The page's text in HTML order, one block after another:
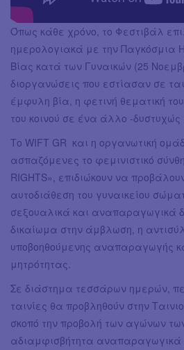
Όπως κάθε χρόνο, το Φεστιβάλ
ημερολογιακά με την Παγκόσμια
Βίας κατά των Γυναικών (25
διοργανώσεις που εστίασαν σε
έμφυλη βία, η φετινή θεματική
του κοινού σε ένα άλλο -
Το WIFT GR και η οργανωτική
ασπαζόμενες το φεμινιστικό
RIGHTS», επιδιώκουν να
αυτοδιάθεση του γυναικείου
σεξουαλικά και αναπαραγωγικά
δικαίωμα στην άμβλωση, η
υποβοηθούμενης αναπαραγωγής
μητρότητας.
Σε διάστημα τεσσάρων ημερών,
ταινίες θα προβληθούν στην
σκοπό την προβολή των αγώνων
αδιαμφισβήτητα αναπαραγωγικά